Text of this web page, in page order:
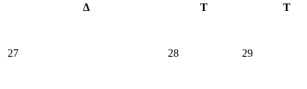
Δ Τ Τ
27 28 29